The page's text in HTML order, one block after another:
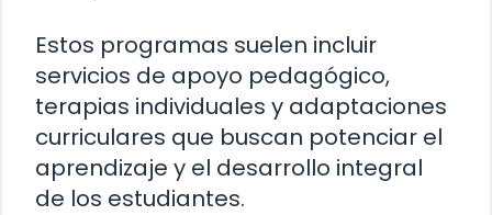
Estos programas suelen incluir
servicios de apoyo pedagógico,
terapias individuales y adaptaciones
curriculares que buscan potenciar el
aprendizaje y el desarrollo integral
de los estudiantes.